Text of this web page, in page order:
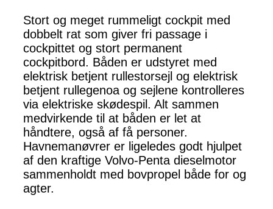
Stort og meget rummeligt cockpit med
dobbelt rat som giver fri passage i
cockpittet og stort permanent
cockpitbord. Båden er udstyret med
elektrisk betjent rullestorsejl og elektrisk
betjent rullegenoa og sejlene kontrolleres
via elektriske skødespil. Alt sammen
medvirkende til at båden er let at
håndtere, også af få personer.
Havnemanøvrer er ligeledes godt hjulpet
af den kraftige Volvo-Penta dieselmotor
sammenholdt med bovpropel både for og
agter.